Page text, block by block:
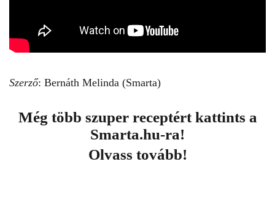
Szerző: Bernáth Melinda (Smarta)
Még több szuper receptért kattints a
Smarta.hu-ra!
Olvass tovább!